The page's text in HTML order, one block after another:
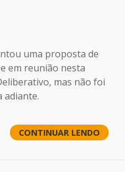
uma proposta de
em reunião nesta
mas não foi
adiante.
CONTINUAR LENDO